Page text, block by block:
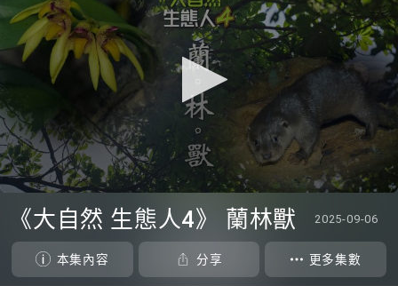
seconds
seconds
《大自然 生態人4》 蘭林獸 2025-09-06
本集內容 分享 更多集數